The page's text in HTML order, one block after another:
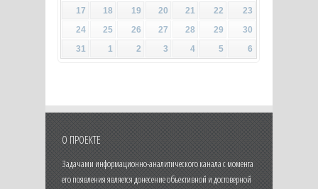
17
18 19 20 21 22
23
24
25 26 27 28 29
30
31
1 2 3 4 5 6
О ПРОЕКТЕ
Задачами информационно-аналитического канала с момента
его появления является донесение объективной и достоверной